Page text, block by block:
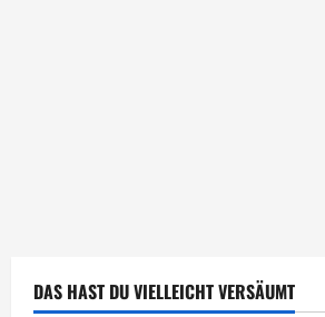
DAS HAST DU VIELLEICHT VERSÄUMT
Brot & Brötchen